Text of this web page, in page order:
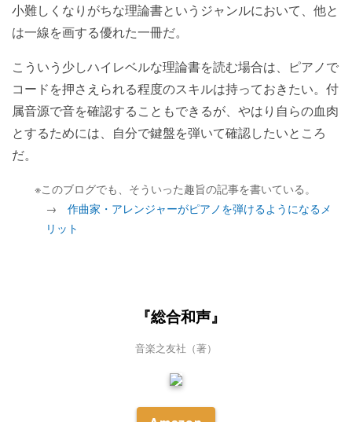
小難しくなりがちな理論書というジャンルにおいて、他と
は一線を画する優れた一冊だ。
こういう少しハイレベルな理論書を読む場合は、ピアノで
コードを押さえられる程度のスキルは持っておきたい。付
属音源で音を確認することもできるが、やはり自らの血肉
とするためには、自分で鍵盤を弾いて確認したいところ
だ。
※このブログでも、そういった趣旨の記事を書いている。
→作曲家・アレンジャーがピアノを弾けるようになるメ
リット
『総合和声』
音楽之友社（著）